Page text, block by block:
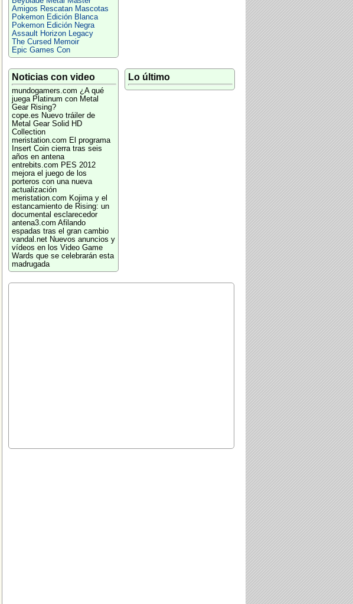
Amigos Rescatan Mascotas
Pokemon Edición Blanca
Pokemon Edición Negra
Assault Horizon Legacy
The Cursed Memoir
Epic Games Con
Noticias con video
mundogamers.com ¿A qué
juega Platinum con Metal
Gear Rising?
cope.es Nuevo tráiler de
Metal Gear Solid HD
Collection
meristation.com El programa
Insert Coin cierra tras seis
años en antena
entrebits.com PES 2012
mejora el juego de los
porteros con una nueva
actualización
meristation.com Kojima y el
estancamiento de Rising: un
documental esclarecedor
antena3.com Afilando
espadas tras el gran cambio
vandal.net Nuevos anuncios y
vídeos en los Video Game
Wards que se celebrarán esta
madrugada
Lo último